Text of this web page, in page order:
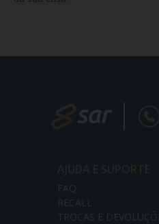
AJUDA E SUPORTE
FAQ
RECALL
TROCAS E